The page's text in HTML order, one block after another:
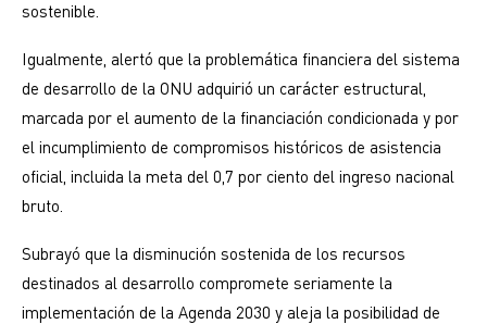
sostenible.
Igualmente, alertó que la problemática financiera del sistema
de desarrollo de la ONU adquirió un carácter estructural,
marcada por el aumento de la financiación condicionada y por
el incumplimiento de compromisos históricos de asistencia
oficial, incluida la meta del 0,7 por ciento del ingreso nacional
bruto.
Subrayó que la disminución sostenida de los recursos
destinados al desarrollo compromete seriamente la
implementación de la Agenda 2030 y aleja la posibilidad de